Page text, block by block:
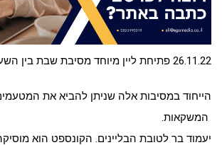
26.11.22 פתיחת ליין מיוחד מסיבת שבת בין השעות 12.30-17.3
הייחוד במסיבות אלה שניתן להביא את
המשקאות.
יעמוד בר לטובת הבליינים. הקונספט הוא